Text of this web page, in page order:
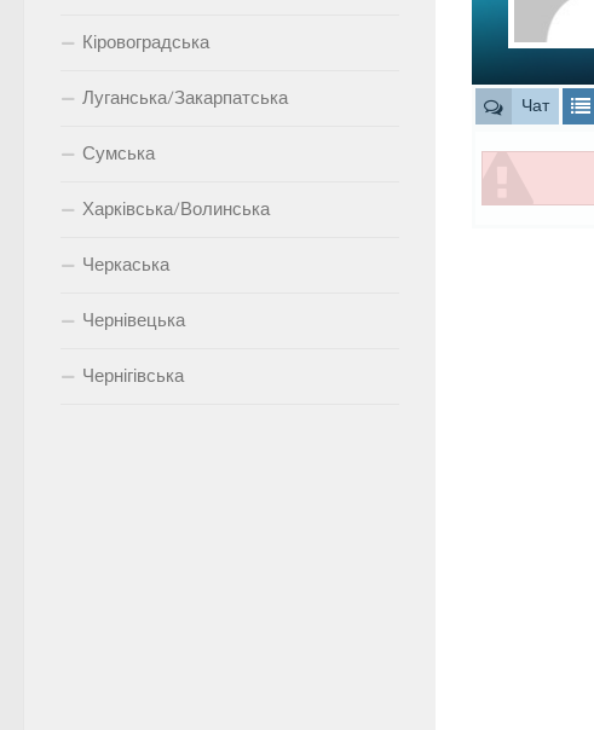
Чат
Кіровоградська
Луганська/Закарпатська
Сумська
Харківська/Волинська
Черкаська
Чернівецька
Чернігівська